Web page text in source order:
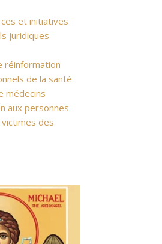
et initiatives
juridiques
réinformation
de la santé
médecins
aux personnes
des